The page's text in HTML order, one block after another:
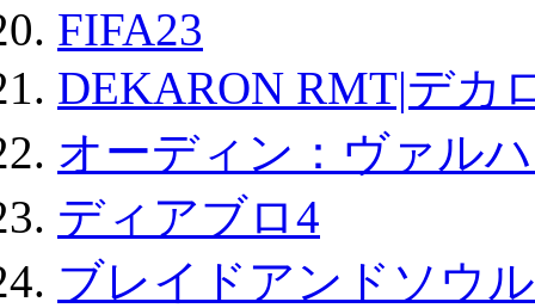
FIFA23
DEKARON RMT|デカ
オーディン：ヴァル
ディアブロ4
ブレイドアンドソウ